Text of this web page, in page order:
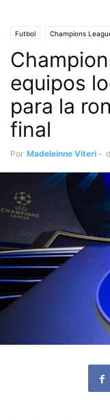
Futbol Champions
equipos
para la
final
Por Madeleinne Viteri -